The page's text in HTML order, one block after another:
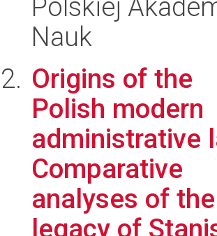
Polskiej
Nauk
Origins of the
Polish modern
administrative
Comparative
analyses of the
legacy of